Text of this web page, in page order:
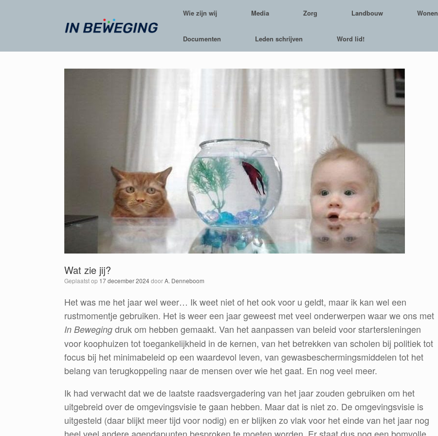
Wie zijn wij Media Zorg Landbouw Wonen
Documenten Leden schrijven Word lid!
Wat zie jij?
Geplaatst op 17 december 2024doorA. Denneboom
Het was me het jaar wel weer… Ik weet niet of het ook voor u geldt, maar ik kan wel een
rustmomentje gebruiken. Het is weer een jaar geweest met veel onderwerpen waar we ons met
In Beweging druk om hebben gemaakt. Van het aanpassen van beleid voor startersleningen
voor koophuizen tot toegankelijkheid in de kernen, van het betrekken van scholen bij politiek tot
focus bij het minimabeleid op een waardevol leven, van gewasbeschermingsmiddelen tot het
belang van terugkoppeling naar de mensen over wie het gaat. En nog veel meer.
Ik had verwacht dat we de laatste raadsvergadering van het jaar zouden gebruiken om het
uitgebreid over de omgevingsvisie te gaan hebben. Maar dat is niet zo. De omgevingsvisie is
uitgesteld (daar blijkt meer tijd voor nodig) en er blijken zo vlak voor het einde van het jaar nog